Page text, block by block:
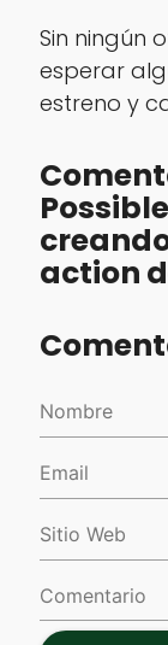
Sin ningún
esperar
estreno y
action